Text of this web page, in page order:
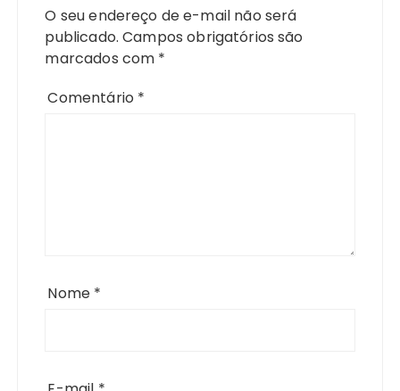
O seu endereço de e-mail não será
publicado. Campos obrigatórios são
marcados com *
Comentário *
Nome *